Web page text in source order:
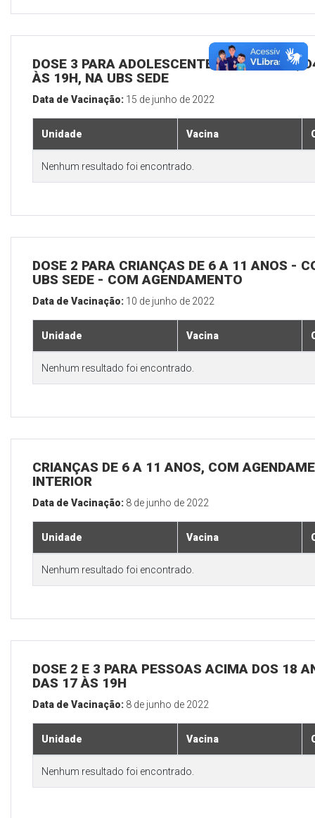
DOSE 3 PARA ADOLESCENTES E ADULTOS,
ÀS 19H, NA UBS SEDE
Data de Vacinação: 15 de junho de 2022
Unidade Vacina
Nenhum resultado foi encontrado.
DOSE 2 PARA CRIANÇAS DE 6 A 11 ANOS -
UBS SEDE - COM AGENDAMENTO
Data de Vacinação: 10 de junho de 2022
Unidade Vacina
Nenhum resultado foi encontrado.
CRIANÇAS DE 6 A 11 ANOS, COM
INTERIOR
Data de Vacinação: 8 de junho de 2022
Unidade Vacina
Nenhum resultado foi encontrado.
DOSE 2 E 3 PARA PESSOAS ACIMA DOS 18
DAS 17 ÀS 19H
Data de Vacinação: 8 de junho de 2022
Unidade Vacina
Nenhum resultado foi encontrado.